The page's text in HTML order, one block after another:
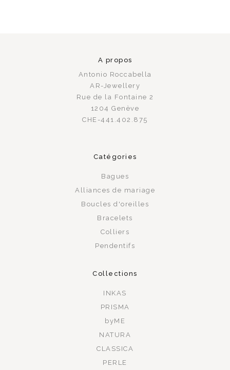
A propos
Antonio Roccabella
AR-Jewellery
Rue de la Fontaine 2
1204 Genève
CHE-441.402.875
Catégories
Bagues
Alliances de mariage
Boucles d'oreilles
Bracelets
Colliers
Pendentifs
Collections
INKAS
PRISMA
byME
NATURA
CLASSICA
PERLE